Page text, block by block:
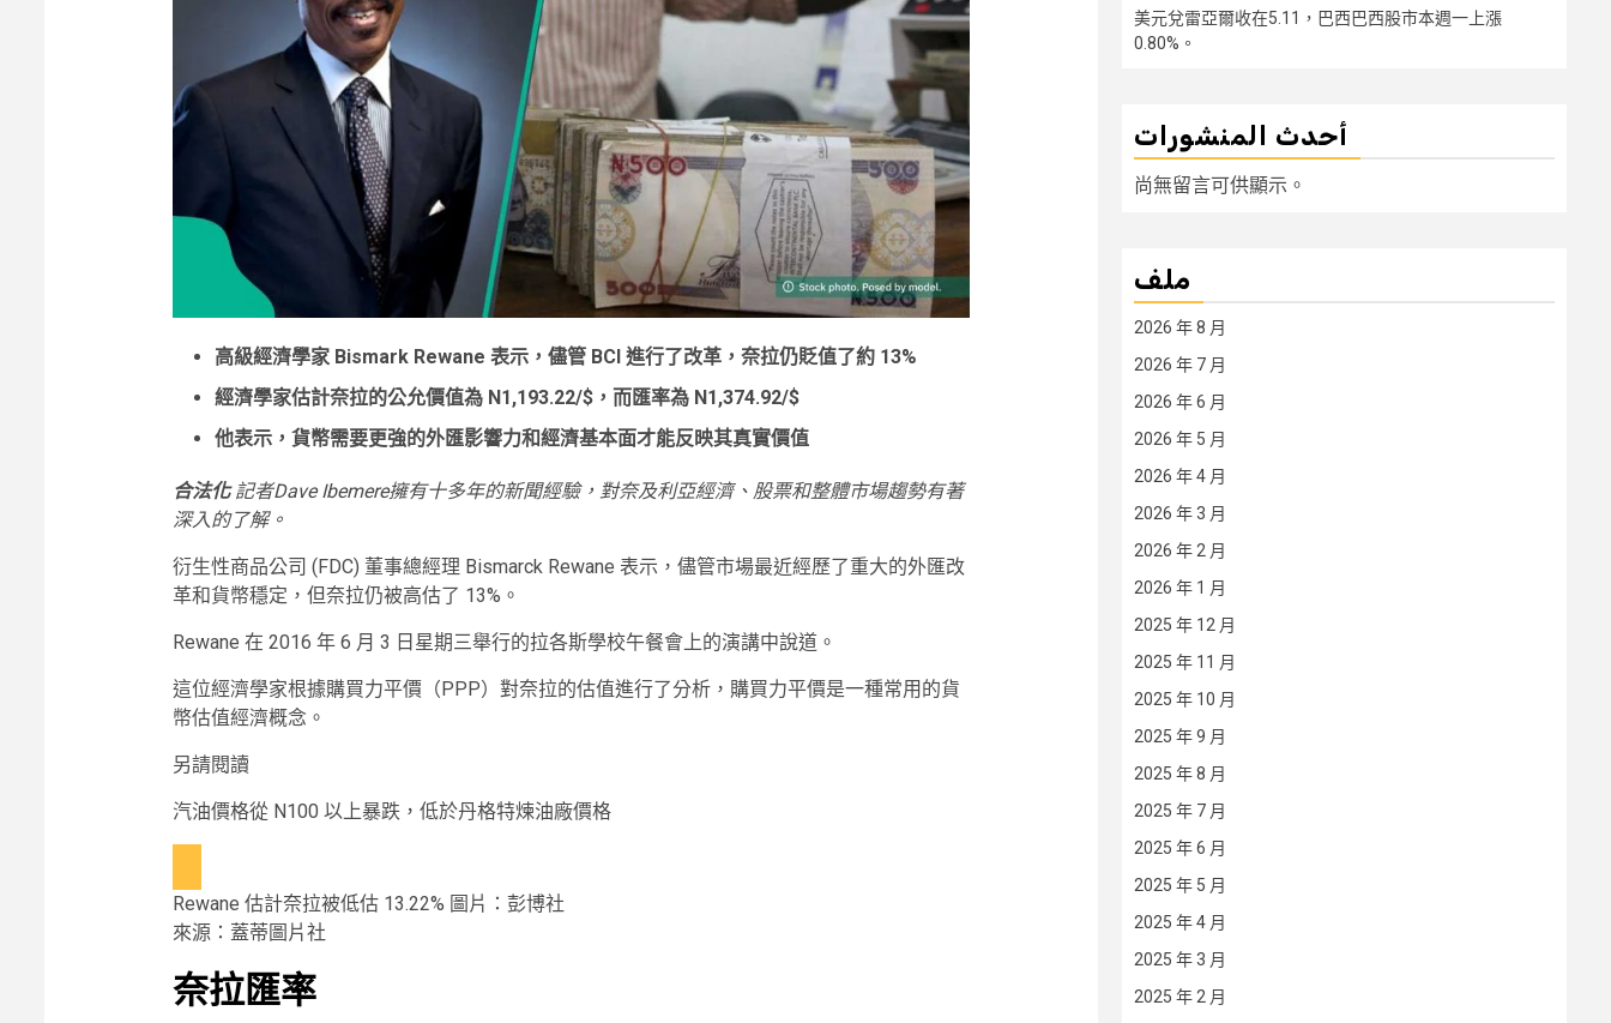
高級經濟學家 Bismark Rewane 表示，儘管 BCI 進行了改革，奈拉仍貶值了約 13%
經濟學家估計奈拉的公允價值為 N1,193.22/$，而匯率為 N1,374.92/$
他表示，貨幣需要更強的外匯影響力和經濟基本面才能反映其真實價值
合法化記者Dave Ibemere擁有十多年的新聞經驗，對奈及利亞經濟、股票和整體市場趨勢有著
深入的了解。
衍生性商品公司 (FDC) 董事總經理 Bismarck Rewane 表示，儘管市場最近經歷了重大的外匯改
革和貨幣穩定，但奈拉仍被高估了 13%。
Rewane 在 2016 年 6 月 3 日星期三舉行的拉各斯學校午餐會上的演講中說道。
這位經濟學家根據購買力平價（PPP）對奈拉的估值進行了分析，購買力平價是一種常用的貨
幣估值經濟概念。
另請閱讀
汽油價格從 N100 以上暴跌，低於丹格特煉油廠價格
Rewane 估計奈拉被低估 13.22% 圖片：彭博社
來源：蓋蒂圖片社
奈拉匯率
美元兌雷亞爾收在5.11，巴西巴西股市本週一上漲
0.80%。
أحدث المنشورات
尚無留言可供顯示。
ملف
2026 年 8 月
2026 年 7 月
2026 年 6 月
2026 年 5 月
2026 年 4 月
2026 年 3 月
2026 年 2 月
2026 年 1 月
2025 年 12 月
2025 年 11 月
2025 年 10 月
2025 年 9 月
2025 年 8 月
2025 年 7 月
2025 年 6 月
2025 年 5 月
2025 年 4 月
2025 年 3 月
2025 年 2 月